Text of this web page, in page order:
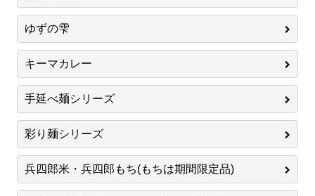
ゆずの雫
キーマカレー
手延べ麺シリーズ
彩り麺シリーズ
兵四郎米・兵四郎もち(もちは期間限定品)